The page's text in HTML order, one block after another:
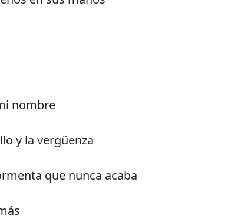
nombre
y la vergüenza
que nunca acaba